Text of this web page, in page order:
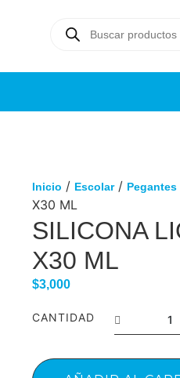
Inicio / Escolar/ Pegantes
X30 ML
SILICONA
X30 ML
$3,000
CANTIDAD